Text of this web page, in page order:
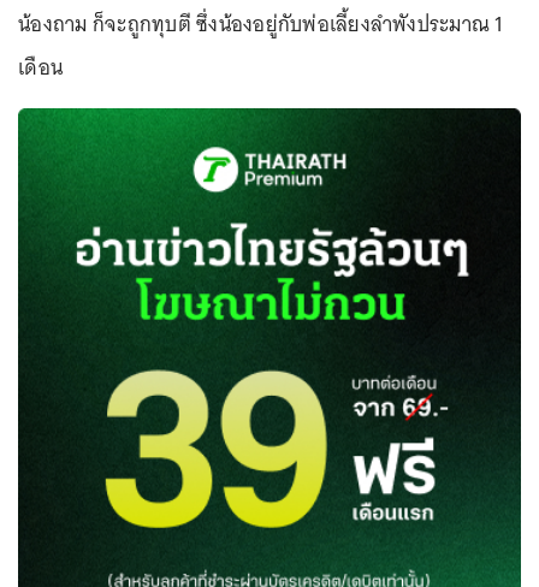
น้องถาม ก็จะถูกทุบตี ซึ่งน้องอยู่กับพ่อเลี้ยงลำพังประมาณ 1
เดือน